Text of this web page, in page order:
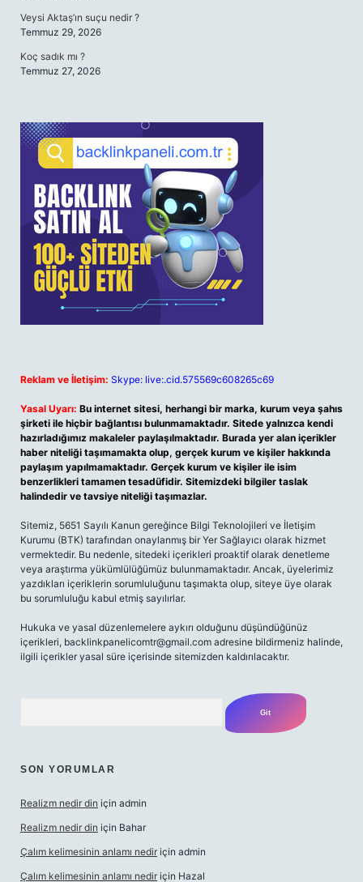
Veysi Aktaş’ın suçu nedir ?
Temmuz 29, 2026
Koç sadık mı ?
Temmuz 27, 2026
Reklam ve İletişim: Skype: live:.cid.575569c608265c69
Yasal Uyarı: Bu internet sitesi, herhangi bir marka, kurum veya şahıs
şirketi ile hiçbir bağlantısı bulunmamaktadır. Sitede yalnızca kendi
hazırladığımız makaleler paylaşılmaktadır. Burada yer alan içerikler
haber niteliği taşımamakta olup, gerçek kurum ve kişiler hakkında
paylaşım yapılmamaktadır. Gerçek kurum ve kişiler ile isim
benzerlikleri tamamen tesadüfidir. Sitemizdeki bilgiler taslak
halindedir ve tavsiye niteliği taşımazlar.
Sitemiz, 5651 Sayılı Kanun gereğince Bilgi Teknolojileri ve İletişim
Kurumu (BTK) tarafından onaylanmış bir Yer Sağlayıcı olarak hizmet
vermektedir. Bu nedenle, sitedeki içerikleri proaktif olarak denetleme
veya araştırma yükümlülüğümüz bulunmamaktadır. Ancak, üyelerimiz
yazdıkları içeriklerin sorumluluğunu taşımakta olup, siteye üye olarak
bu sorumluluğu kabul etmiş sayılırlar.
Hukuka ve yasal düzenlemelere aykırı olduğunu düşündüğünüz
içerikleri, backlinkpanelicomtr@gmail.com adresine bildirmeniz halinde,
ilgili içerikler yasal süre içerisinde sitemizden kaldırılacaktır.
SON YORUMLAR
Realizm nedir din için admin
Realizm nedir din için Bahar
Çalım kelimesinin anlamı nedir için admin
Çalım kelimesinin anlamı nedir için Hazal